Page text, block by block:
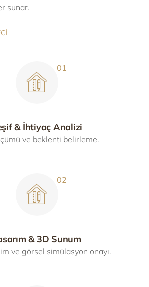
sunar.
& İhtiyaç Analizi
ve beklenti belirleme.
& 3D Sunum
ve görsel simülasyon onayı.